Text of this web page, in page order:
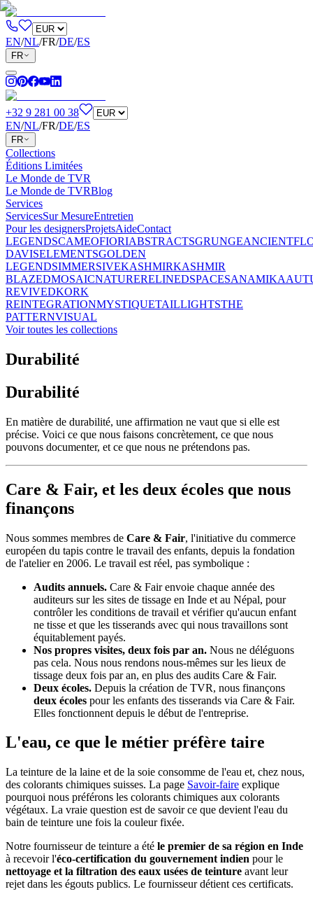
EN/NL/FR/DE/ES
FR
+32 9 281 00 38
EN/NL/FR/DE/ES
FR
Collections
Éditions Limitées
Le Monde de TVR
Le Monde de TVRBlog
Services
ServicesSur MesureEntretien
Pour les designersProjetsAideContact
LEGENDSCAMEOFIORIABSTRACTSGRUNGEANCIENT
DAVISELEMENTSGOLDEN
LEGENDSIMMERSIVEKASHMIRKASHMIR
BLAZEDMOSAICNATURERELINEDSPACESANAMIKA
REVIVEDKORK
REINTEGRATIONMYSTIQUETAILLIGHTSTHE
PATTERNVISUAL
Voir toutes les collections
Durabilité
Durabilité
En matière de durabilité, une affirmation ne vaut que si elle est
précise. Voici ce que nous faisons concrètement, ce que nous
pouvons documenter, et ce que nous ne prétendons pas.
Care & Fair, et les deux écoles que nous
finançons
Nous sommes membres de Care & Fair, l'initiative du commerce
européen du tapis contre le travail des enfants, depuis la fondation
de l'atelier en 2006. Le travail est réel, pas symbolique :
Audits annuels. Care & Fair envoie chaque année des
auditeurs sur les sites de tissage en Inde et au Népal, pour
contrôler les conditions de travail et vérifier qu'aucun enfant
ne tisse et que les tisserands avec qui nous travaillons sont
équitablement payés.
Nos propres visites, deux fois par an. Nous ne déléguons
pas cela. Nous nous rendons nous-mêmes sur les lieux de
tissage deux fois par an, en plus des audits Care & Fair.
Deux écoles. Depuis la création de TVR, nous finançons
deux écoles pour les enfants des tisserands via Care & Fair.
Elles fonctionnent depuis le début de l'entreprise.
L'eau, ce que le métier préfère taire
La teinture de la laine et de la soie consomme de l'eau et, chez nous,
des colorants chimiques suisses. La page Savoir-faire explique
pourquoi nous préférons les colorants chimiques aux colorants
végétaux. La vraie question est de savoir ce que devient l'eau du
bain de teinture une fois la couleur fixée.
Notre fournisseur de teinture a été le premier de sa région en Inde
à recevoir l'éco-certification du gouvernement indien pour le
nettoyage et la filtration des eaux usées de teinture avant leur
rejet dans les égouts publics. Le fournisseur détient ces certificats.